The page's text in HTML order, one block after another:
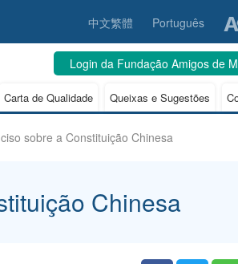
中文繁體 Português
Login da Fundação Amigos de
Carta de Qualidade Queixas e Sugestões
sobre a Constituição Chinesa
Chinesa